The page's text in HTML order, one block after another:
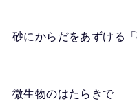
砂にからだをあずける
微生物のはたらきで